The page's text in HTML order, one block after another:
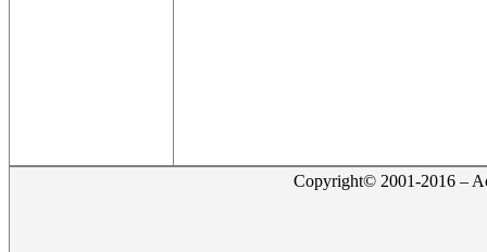
Copyright© 2001-2016 –